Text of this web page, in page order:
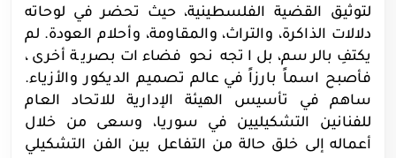
لتوثيق القضية الفلسطينية، حيث تحضر في لوحاته
دلالات الذاكرة، والتراث، والمقاومة، وأحلام العودة. لم
يكتفِ بالرسم، بل اتجه نحو فضاءات بصرية أخرى،
فأصبح اسماً بارزاً في عالم تصميم الديكور والأزياء.
ساهم في تأسيس الهيئة الإدارية للاتحاد العام
للفنانين التشكيليين في سوريا، وسعى من خلال
أعماله إلى خلق حالة من التفاعل بين الفن التشكيلي